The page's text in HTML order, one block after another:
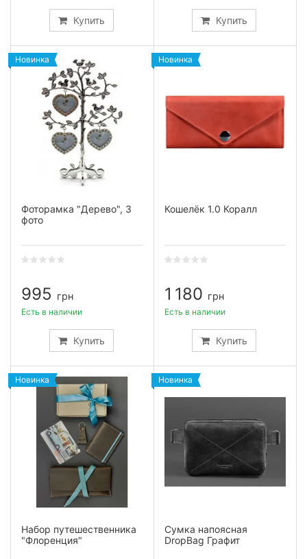
Купить Купить
Новинка
Фоторамка "Дерево", 3
фото
995 грн
Купить
Есть в наличии
Новинка
Кошелёк 1.0 Коралл
1 180 грн
Купить
Есть в наличии
Новинка
Набор путешественника
"Флоренция"
Новинка
Сумка напоясная
DropBag Графит